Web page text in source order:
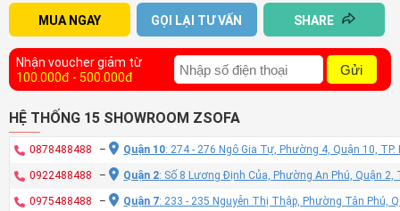
MUA NGAY GỌI LẠI TƯ VẤN SHARE
Nhận voucher giảm từ
100.000đ - 500.000đ
Gửi
HỆ THỐNG 15 SHOWROOM ZSOFA
0878488488 – Quận 10: 274 - 276 Ngô Gia Tự, Phường 4, Quận 10, TP.
0922488488 – Quận 2: Số 8 Lương Định Của, Phường An Phú, Quận 2,
0975488488 – Quận 7: 233 - 235 Nguyễn Thị Thập, Phường Tân Phú,